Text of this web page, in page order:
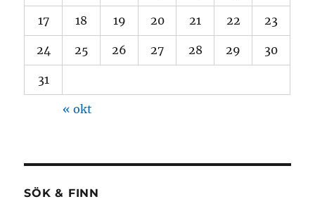
17 18 19 20 21 22 23
24 25 26 27 28 29 30
31
« okt
SÖK & FINN